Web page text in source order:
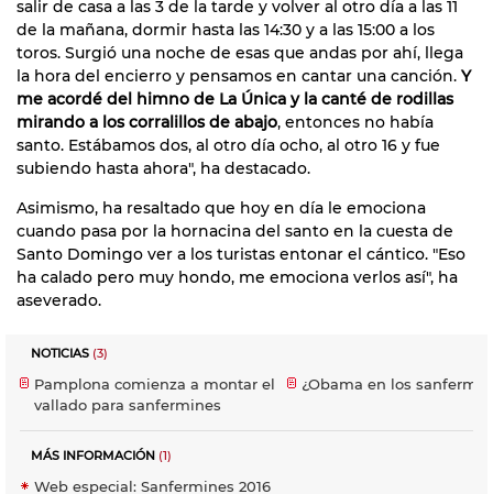
salir de casa a las 3 de la tarde y volver al otro día a las 11
de la mañana, dormir hasta las 14:30 y a las 15:00 a los
toros. Surgió una noche de esas que andas por ahí, llega
la hora del encierro y pensamos en cantar una canción. Y
me acordé del himno de La Única y la canté de rodillas
mirando a los corralillos de abajo, entonces no había
santo. Estábamos dos, al otro día ocho, al otro 16 y fue
subiendo hasta ahora", ha destacado.
Asimismo, ha resaltado que hoy en día le emociona
cuando pasa por la hornacina del santo en la cuesta de
Santo Domingo ver a los turistas entonar el cántico. "Eso
ha calado pero muy hondo, me emociona verlos así", ha
aseverado.
NOTICIAS (3)
Pamplona comienza a montar el
vallado para sanfermines
¿Obama en los
MÁS INFORMACIÓN (1)
Web especial: Sanfermines 2016